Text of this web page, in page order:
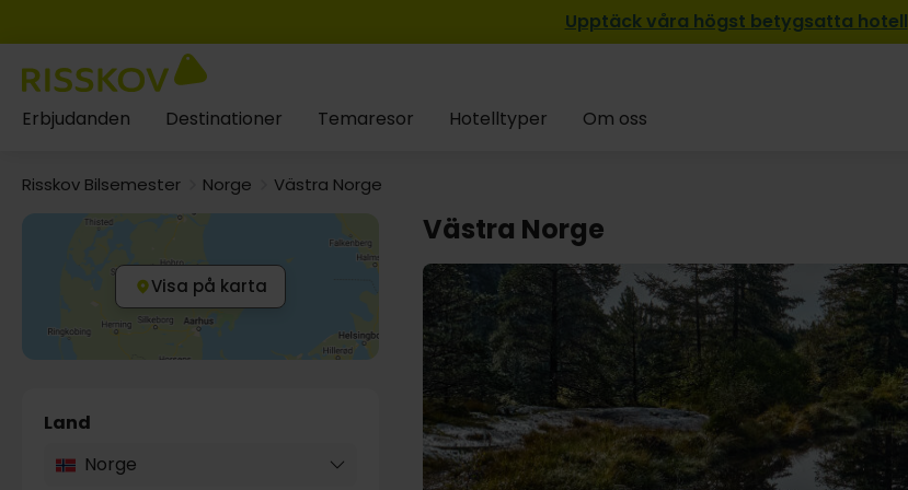
Upptäck våra högst betygsatta hotell
Erbjudanden Destinationer Temaresor Hotelltyper Om oss
Risskov Bilsemester Norge Västra Norge
Visa på karta
Land
Norge
Västra Norge